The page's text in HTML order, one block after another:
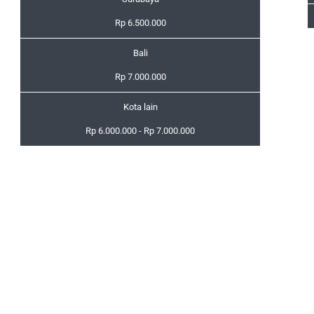
Rp 6.500.000
Bali
Rp 7.000.000
Kota lain
Rp 6.000.000 - Rp 7.000.000